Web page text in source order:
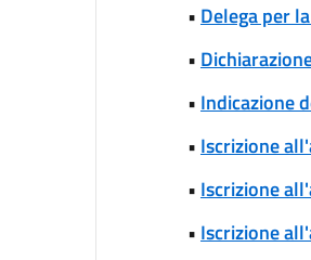
• Delega per
•
• Indicazione
• Iscrizione
• Iscrizione
• Iscrizione